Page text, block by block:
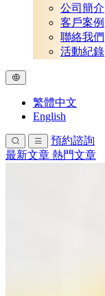
公司簡介
客戶案例
聯絡我們
活動紀錄
繁體中文
English
預約諮詢
最新文章 熱門文章